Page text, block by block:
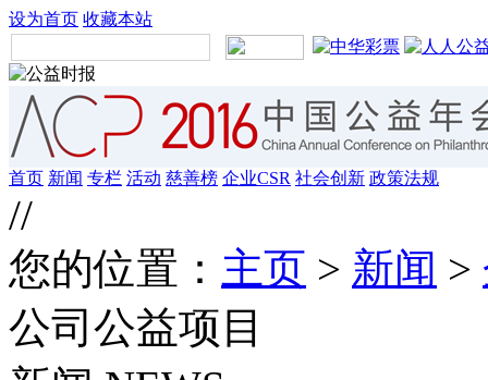
设为首页 收藏本站
首页 新闻 专栏 活动 慈善榜 企业CSR 社会创新 政策法规
//
您的位置： 主页 > 新闻 >
公司公益项目